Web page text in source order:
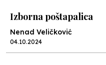
Izborna poštapalica
Nenad Veličković
04.10.2024